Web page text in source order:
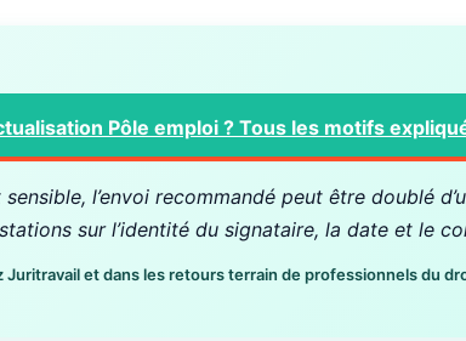
Pôle emploi ? Tous les motifs
l’envoi recommandé peut être doublé
sur l’identité du signataire, la date et le
et dans les retours terrain de professionnels du